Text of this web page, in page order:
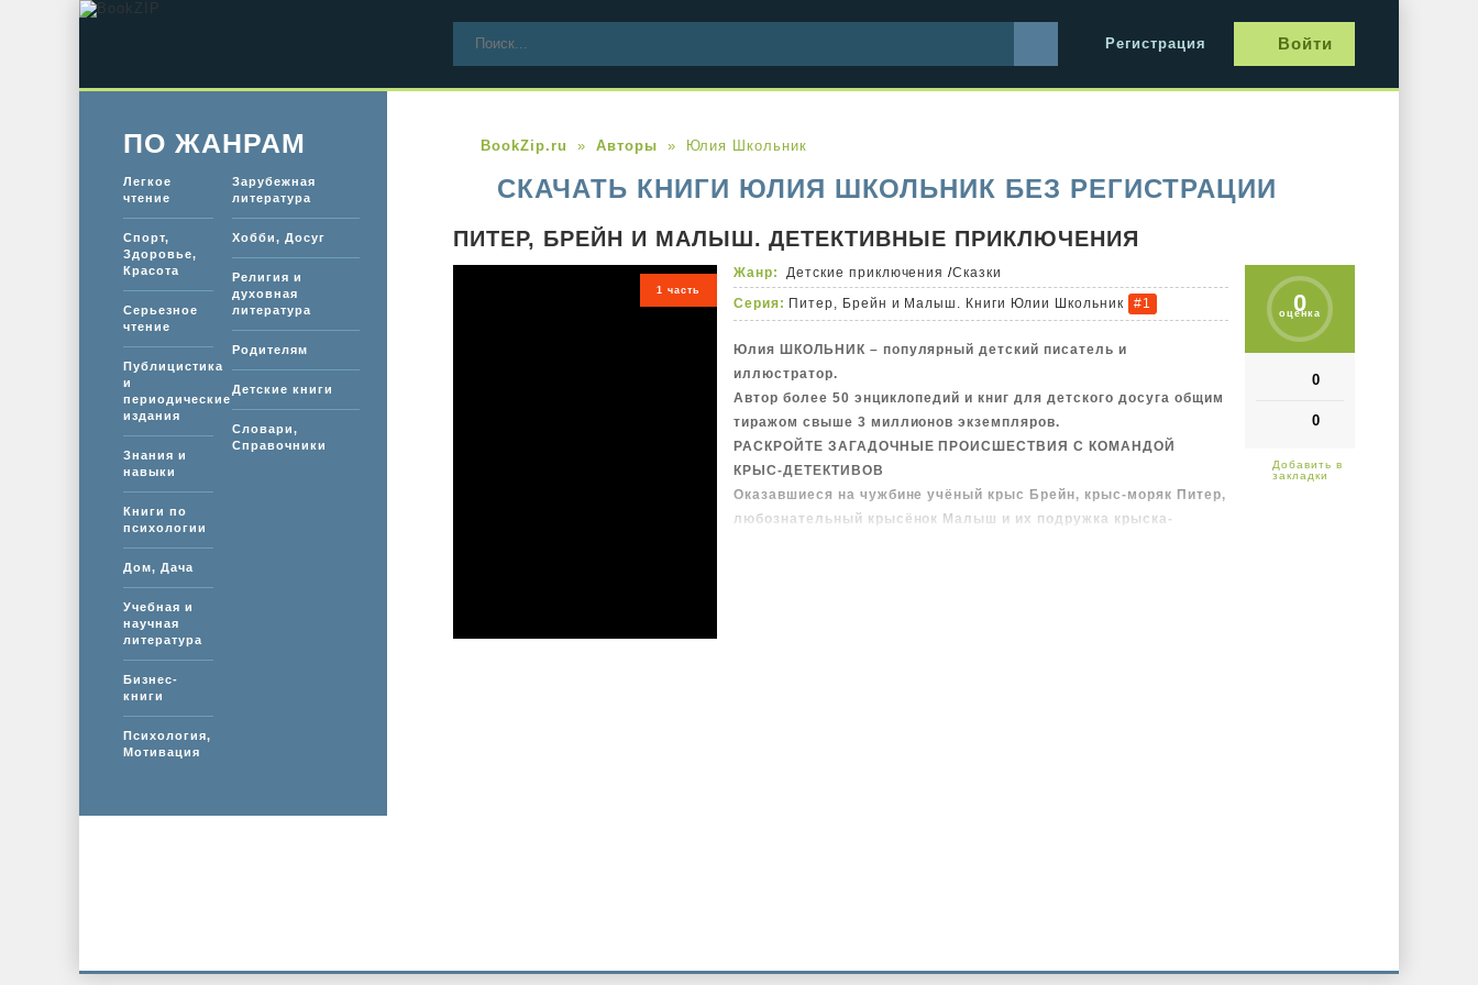
Регистрация Войти
BookZip.ru Авторы Юлия Школьник
СКАЧАТЬ КНИГИ ЮЛИЯ ШКОЛЬНИК БЕЗ РЕГИСТРАЦИИ
ПИТЕР, БРЕЙН И МАЛЫШ. ДЕТЕКТИВНЫЕ ПРИКЛЮЧЕНИЯ
1 часть 0
оценка
0
0
Жанр: Детские приключения /Сказки
Серия: Питер, Брейн и Малыш. Книги Юлии Школьник #1
Юлия ШКОЛЬНИК – популярный детский писатель и
иллюстратор.
Автор более 50 энциклопедий и книг для детского досуга общим
тиражом свыше 3 миллионов экземпляров.
РАСКРОЙТЕ ЗАГАДОЧНЫЕ ПРОИСШЕСТВИЯ С КОМАНДОЙ
КРЫС-ДЕТЕКТИВОВ
Оказавшиеся на чужбине учёный крыс Брейн, крыс-моряк Питер,
любознательный крысёнок Малыш и их подружка крыска-
ПО ЖАНРАМ
Легкое
чтение
Спорт,
Здоровье,
Красота
Серьезное
чтение
Публицистика
и
периодические
издания
Знания и
навыки
Книги по
психологии
Дом, Дача
Учебная и
научная
литература
Бизнес-
книги
Психология,
Мотивация
Зарубежная
литература
Хобби, Досуг
Религия и
духовная
литература
Родителям
Детские книги
Словари,
Справочники